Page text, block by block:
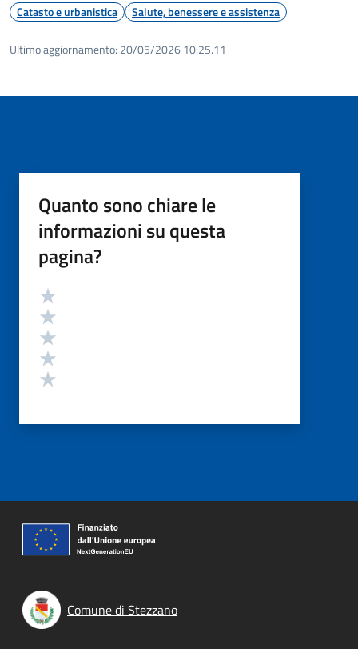
Catasto e urbanistica Salute, benessere e assistenza
Ultimo aggiornamento: 20/05/2026 10:25.11
Quanto sono chiare le
informazioni su questa
pagina?
Valutazione
Comune di Stezzano